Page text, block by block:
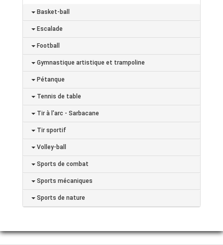
Basket-ball
Escalade
Football
Gymnastique artistique et trampoline
Pétanque
Tennis de table
Tir à l'arc - Sarbacane
Tir sportif
Volley-ball
Sports de combat
Sports mécaniques
Sports de nature